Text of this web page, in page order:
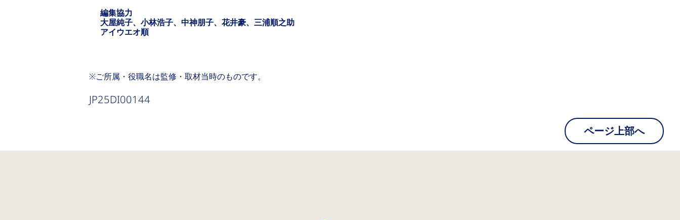
編集協力
大屋純子、小林浩子、中神朋子、花井豪、三浦順之助
アイウエオ順
※ご所属・役職名は監修・取材当時のものです。
JP25DI00144
ページ上部へ